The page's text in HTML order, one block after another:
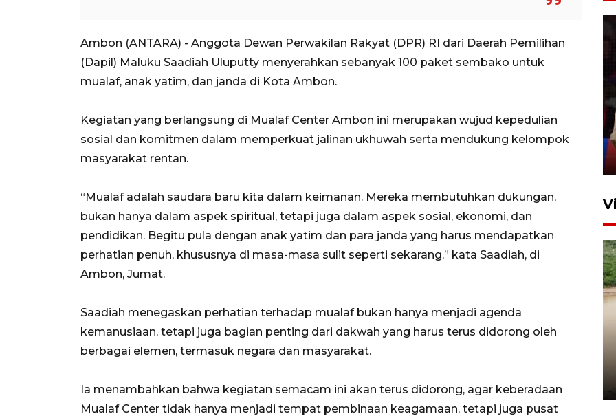
Ambon (ANTARA) - Anggota Dewan Perwakilan Rakyat (DPR) RI dari Daerah Pemilihan
(Dapil) Maluku Saadiah Uluputty menyerahkan sebanyak 100 paket sembako untuk
mualaf, anak yatim, dan janda di Kota Ambon.
Kegiatan yang berlangsung di Mualaf Center Ambon ini merupakan wujud kepedulian
sosial dan komitmen dalam memperkuat jalinan ukhuwah serta mendukung kelompok
masyarakat rentan.
“Mualaf adalah saudara baru kita dalam keimanan. Mereka membutuhkan dukungan,
bukan hanya dalam aspek spiritual, tetapi juga dalam aspek sosial, ekonomi, dan
pendidikan. Begitu pula dengan anak yatim dan para janda yang harus mendapatkan
perhatian penuh, khususnya di masa-masa sulit seperti sekarang,” kata Saadiah, di
Ambon, Jumat.
Saadiah menegaskan perhatian terhadap mualaf bukan hanya menjadi agenda
kemanusiaan, tetapi juga bagian penting dari dakwah yang harus terus didorong oleh
berbagai elemen, termasuk negara dan masyarakat.
Ia menambahkan bahwa kegiatan semacam ini akan terus didorong, agar keberadaan
Mualaf Center tidak hanya menjadi tempat pembinaan keagamaan, tetapi juga pusat
upaya pelestarian budaya di
Ibu Kota
Gabung Persebaya, striker